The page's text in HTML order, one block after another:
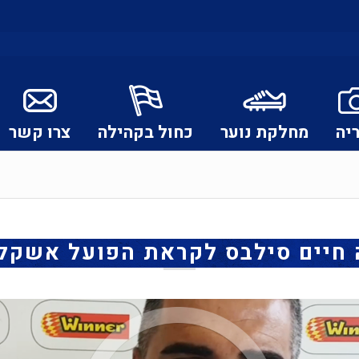
מחלקת נוער כחול בקהילה צרו קשר
חיים סילבס לקראת הפועל